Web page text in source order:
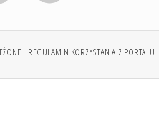
REGULAMIN KORZYSTANIA Z PORTALU